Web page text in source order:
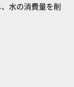
水の消費量を削